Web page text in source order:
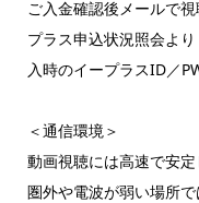
ご入金確認後メールで
プラス申込状況照会よ
入時のイープラスID／
＜通信環境＞
動画視聴には高速で安定
圏外や電波が弱い場所